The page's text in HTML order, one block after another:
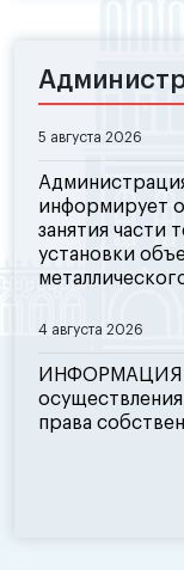
5 августа 2026
информирует
занятия части
установки
4 августа 2026
ИНФОРМАЦИЯ
права